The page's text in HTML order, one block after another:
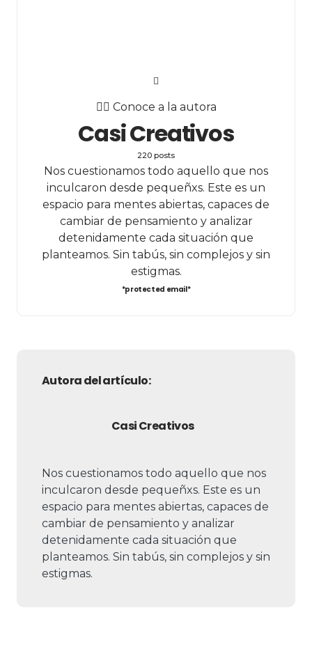
✍🏻 Conoce a la autora
Casi Creativos
220 posts
Nos cuestionamos todo aquello que nos
inculcaron desde pequeñxs. Este es un
espacio para mentes abiertas, capaces de
cambiar de pensamiento y analizar
detenidamente cada situación que
planteamos. Sin tabús, sin complejos y sin
estigmas.
*protected email*
Autora del artículo:
Casi Creativos
Nos cuestionamos todo aquello que nos
inculcaron desde pequeñxs. Este es un
espacio para mentes abiertas, capaces de
cambiar de pensamiento y analizar
detenidamente cada situación que
planteamos. Sin tabús, sin complejos y sin
estigmas.